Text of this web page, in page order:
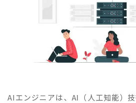
AIエンジニアは、AI（人工知能）